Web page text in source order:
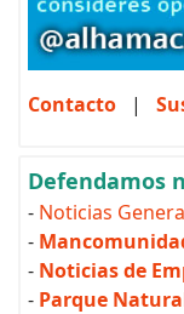
Contacto |
Defendamos
- Noticias
-
- Noticias de
- Parque